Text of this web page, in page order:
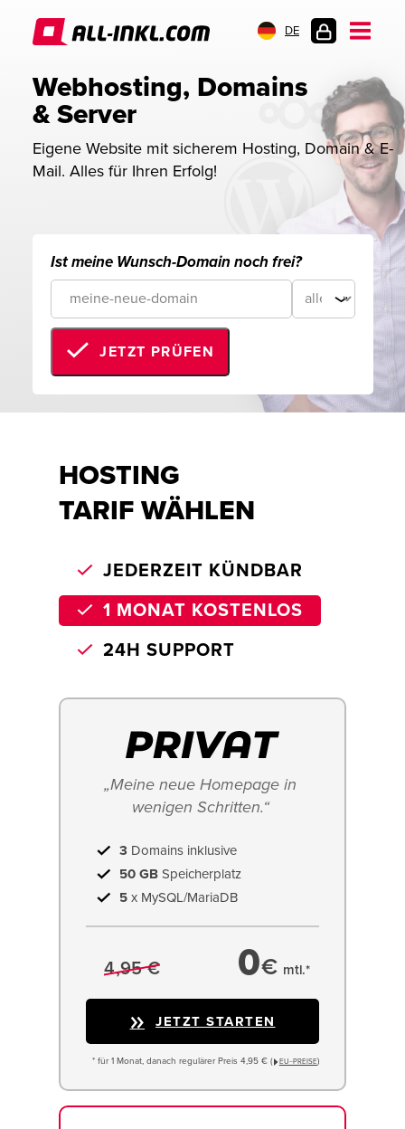
DE
Webhosting, Domains
& Server
Eigene Website mit sicherem Hosting, Domain & E-
Mail. Alles für Ihren Erfolg!
Ist meine Wunsch-Domain noch frei?
JETZT PRÜFEN
HOSTING
TARIF WÄHLEN
JEDERZEIT KÜNDBAR
1 MONAT KOSTENLOS
24H SUPPORT
„Meine neue Homepage in
wenigen Schritten.“
3 Domains inklusive
50 GB Speicherplatz
5 x MySQL/MariaDB
4,95 € 0€ mtl.*
JETZT STARTEN
* für 1 Monat, danach regulärer Preis 4,95 € ( EU−PREISE)